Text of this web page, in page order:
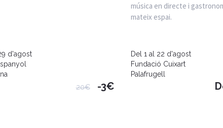
d'agost
20€
-3€
música en directe i
mateix espai.
Del 1 al 22 d'agost
Fundació Cuixart
Palafrugell